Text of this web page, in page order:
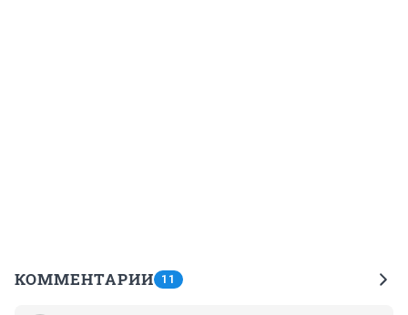
КОММЕНТАРИИ 11